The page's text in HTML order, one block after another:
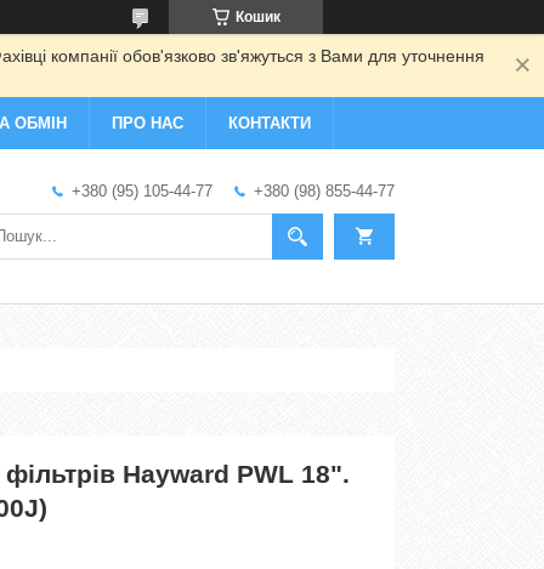
Кошик
компанії обов'язково зв'яжуться з Вами для уточнення
ОБМІН ПРО НАС КОНТАКТИ
+380 (95) 105-44-77 +380 (98) 855-44-77
Hayward PWL 18".